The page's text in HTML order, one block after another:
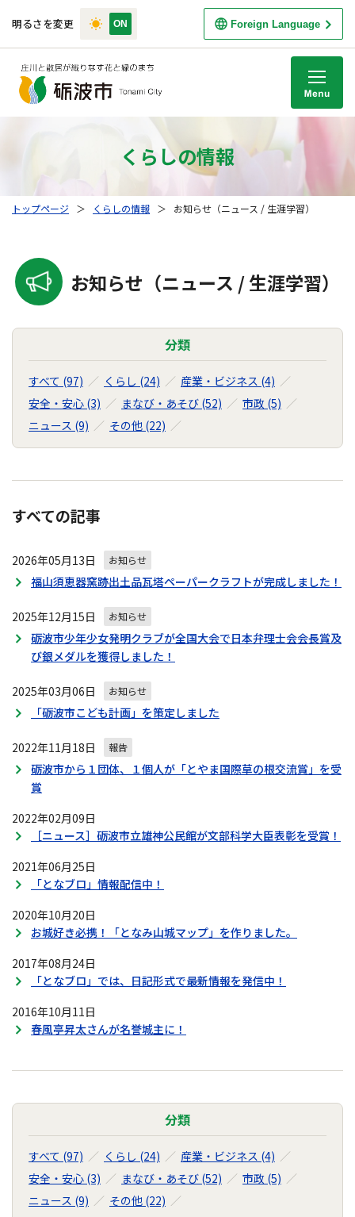
明るさを変更 Foreign Language
くらしの情報
トップページ ＞ くらしの情報 ＞ お知らせ（ニュース / 生涯学習）
お知らせ（ニュース / 生涯学習）
分類
すべて (97) くらし (24)
産業・ビジネス (4)
安全・安心 (3)
まなび・あそび (52)
市政 (5)
ニュース (9)
その他 (22)
すべての記事
2026年05月13日 お知らせ
福山須恵器窯跡出土品瓦塔ペーパークラフトが完成しました！
2025年12月15日 お知らせ
砺波市少年少女発明クラブが全国大会で日本弁理士会会長賞及
び銀メダルを獲得しました！
2025年03月06日 お知らせ
「砺波市こども計画」を策定しました
2022年11月18日 報告
砺波市から１団体、１個人が「とやま国際草の根交流賞」を受
賞
2022年02月09日
［ニュース］砺波市立雄神公民館が文部科学大臣表彰を受賞！
2021年06月25日
「となブロ」情報配信中！
2020年10月20日
お城好き必携！「となみ山城マップ」を作りました。
2017年08月24日
「となブロ」では、日記形式で最新情報を発信中！
2016年10月11日
春風亭昇太さんが名誉城主に！
分類
すべて (97) くらし (24)
産業・ビジネス (4)
安全・安心 (3)
まなび・あそび (52)
市政 (5)
ニュース (9)
その他 (22)